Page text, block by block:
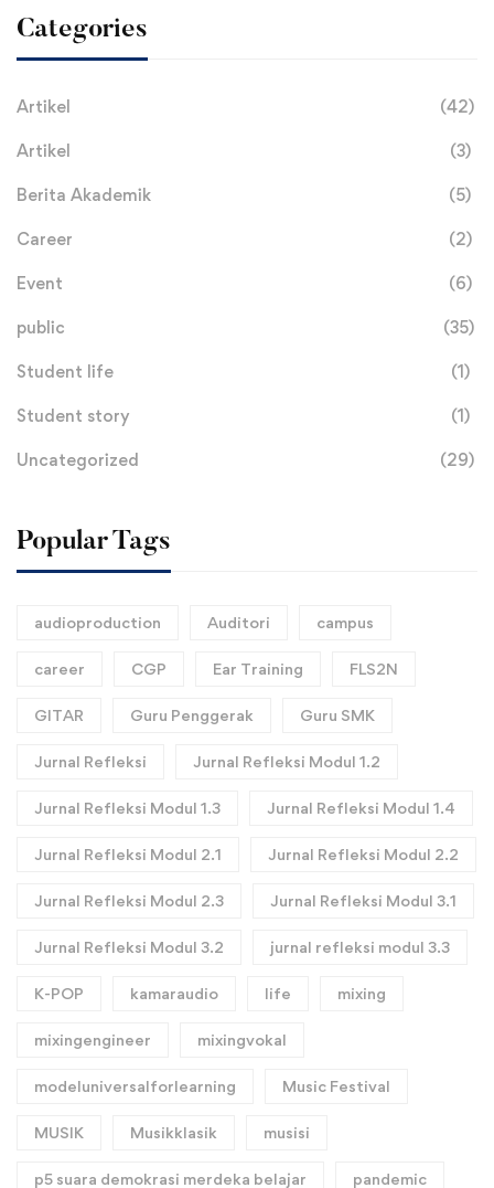
Categories
Artikel (42)
Artikel (3)
Berita Akademik (5)
Career (2)
Event (6)
public (35)
Student life (1)
Student story (1)
Uncategorized (29)
Popular Tags
audioproduction Auditori campus
career CGP Ear Training FLS2N
GITAR Guru Penggerak Guru SMK
Jurnal Refleksi Jurnal Refleksi Modul 1.2
Jurnal Refleksi Modul 1.3 Jurnal Refleksi Modul 1.4
Jurnal Refleksi Modul 2.1 Jurnal Refleksi Modul 2.2
Jurnal Refleksi Modul 2.3 Jurnal Refleksi Modul 3.1
Jurnal Refleksi Modul 3.2 jurnal refleksi modul 3.3
K-POP kamaraudio life mixing
mixingengineer mixingvokal
modeluniversalforlearning Music Festival
MUSIK Musikklasik musisi
p5 suara demokrasi merdeka belajar pandemic